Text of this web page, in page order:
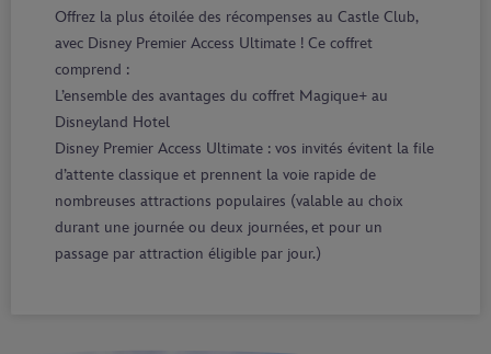
Offrez la plus étoilée des récompenses au Castle Club,
avec Disney Premier Access Ultimate ! Ce coffret
comprend :
L’ensemble des avantages du coffret Magique+ au
Disneyland Hotel
Disney Premier Access Ultimate : vos invités évitent la file
d’attente classique et prennent la voie rapide de
nombreuses attractions populaires (valable au choix
durant une journée ou deux journées, et pour un
passage par attraction éligible par jour.)